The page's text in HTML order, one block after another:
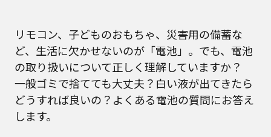
リモコン、子どものおもちゃ、災害用の備蓄な
ど、生活に欠かせないのが「電池」。でも、電池
の取り扱いについて正しく理解していますか？
一般ゴミで捨てても大丈夫？白い液が出てきたら
どうすれば良いの？よくある電池の質問にお答え
します。